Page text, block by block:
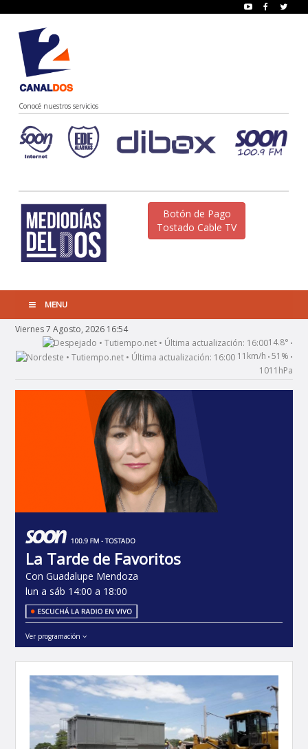
Conocé nuestros servicios
Botón de Pago
Tostado Cable TV
MENU
Viernes 7 Agosto, 2026 16:54
14.8° •
11km/h • 51% •
1011hPa
La Tarde de Favoritos
Con Guadalupe Mendoza
lun a sáb 14:00 a 18:00
Ver programación